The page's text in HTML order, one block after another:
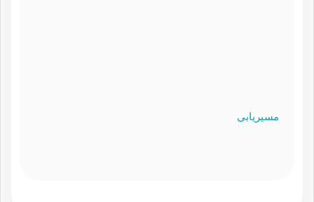
مسیریابی